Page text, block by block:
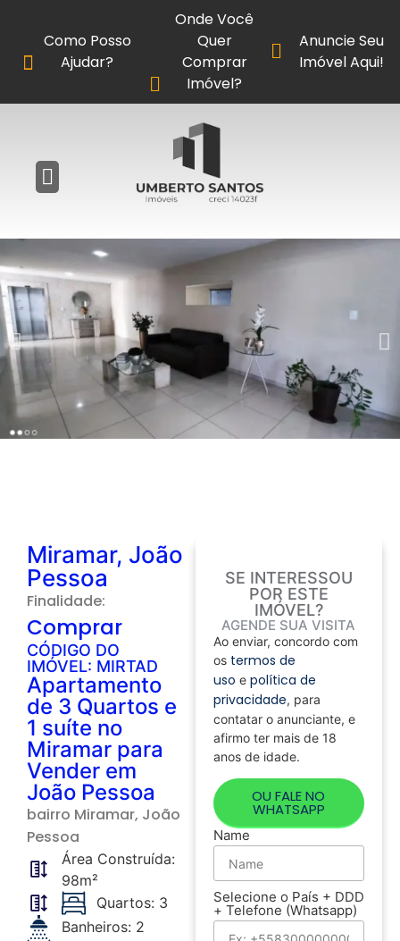
Anuncie Seu
Imóvel Aqui!
Como Posso
Ajudar?
Onde Você
Quer
Comprar
Imóvel?
Miramar, João
Pessoa
Finalidade:
Comprar
CÓDIGO DO
IMÓVEL: MIRTAD
Apartamento
de 3 Quartos e
1 suíte no
Miramar para
Vender em
João Pessoa
bairro Miramar, João
Pessoa
Área Construída:
98m²
Quartos: 3
Banheiros: 2
SE INTERESSOU
POR ESTE
IMÓVEL?
AGENDE SUA VISITA
Ao enviar, concordo com
os termos de
uso e política de
privacidade, para
contatar o anunciante, e
afirmo ter mais de 18
anos de idade.
OU FALE NO
WHATSAPP
Name
Selecione o País + DDD
+ Telefone (Whatsapp)